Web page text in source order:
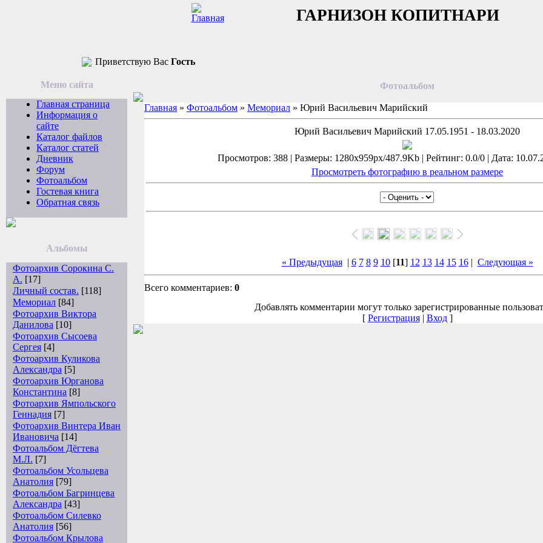
ГАРНИЗОН КОПИТНАРИ
Приветствую Вас Гость
Меню сайта
Главная страница
Информация о
сайте
Каталог файлов
Каталог статей
Дневник
Форум
Фотоальбом
Гостевая книга
Обратная связь
Альбомы
Фотоархив Сорокина С.
А. [17]
Личный состав. [118]
Мемориал [84]
Фотоархив Виктора
Данилова [10]
Фотоархив Сысоева
Сергея [4]
Фотоархив Куликова
Александра [5]
Фотоархив Юрганова
Константина [8]
Фотоархив Ямпольского
Геннадия [7]
Фотоархив Винтера Иван
Ивановича [14]
Фотоальбом Дёгтева
М.Л. [7]
Фотоальбом Усольцева
Анатолия [79]
Фотоальбом Багринцева
Александра [43]
Фотоальбом Силевко
Анатолия [56]
Фотоальбом Крылова
Фотоальбом
Главная » Фотоальбом » Мемориал » Юрий Васильевич Марийский
Юрий Васильевич Марийский 17.05.1951 - 18.03.2020
Просмотров: 388 | Размеры: 1280x959px/487.9Kb | Рейтинг: 0.0/0 | Дата:
Просмотреть фотографию в реальном размере
« Предыдущая| 6 7 8 9 10[11] 12 13 14 15 16| Следующая »
Всего комментариев: 0
Добавлять комментарии могут только зарегистрированные
[ Регистрация| Вход]